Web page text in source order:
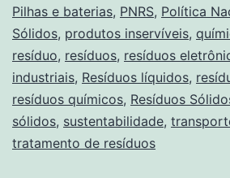
Pilhas e baterias, PNRS, Política
Sólidos, produtos inservíveis,
resíduo, resíduos, resíduos
industriais, Resíduos líquidos,
resíduos químicos, Resíduos
sólidos, sustentabilidade,
tratamento de resíduos